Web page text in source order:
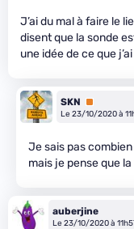
J’ai du mal à faire le
disent que la sonde
une idée de ce que
SKN
Premium
Le 23/10/2020 à
Je sais pas
mais je pense que
auberjine
Le 23/10/2020 à